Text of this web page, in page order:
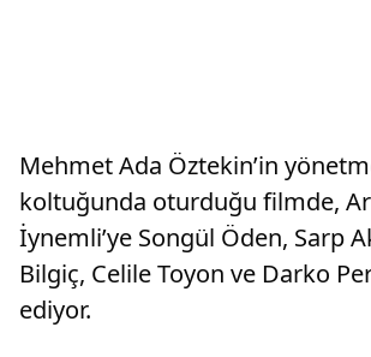
Mehmet Ada Öztekin’in
koltuğunda oturduğu filmde,
İynemli’ye Songül Öden, Sarp
Bilgiç, Celile Toyon ve Darko
ediyor.